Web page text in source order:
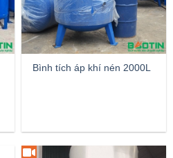
Bình tích áp khí nén 2000L